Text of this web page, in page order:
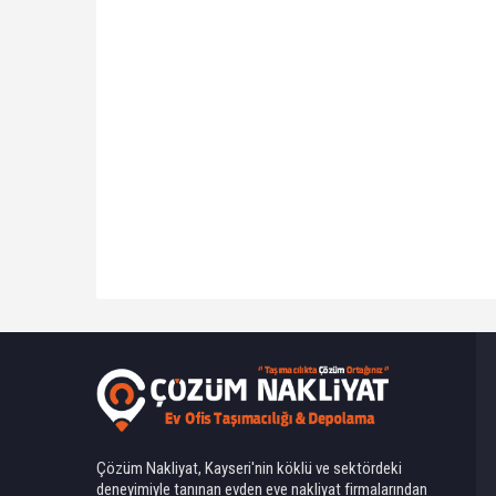
Çözüm Nakliyat, Kayseri'nin köklü ve sektördeki
deneyimiyle tanınan evden eve nakliyat firmalarından
Ahmet Yılmaz